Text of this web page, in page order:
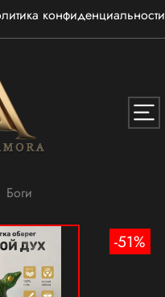
конфиденциальности
Боги
-51%